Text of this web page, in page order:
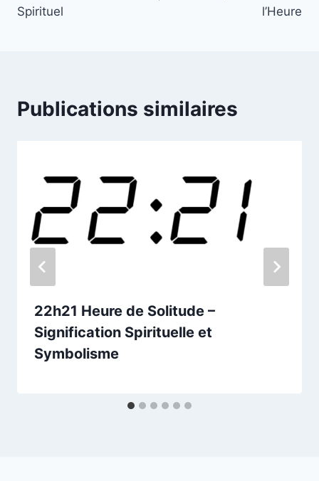
l’article
Spirituel
l’Heure
Publications similaires
22h21 Heure de Solitude –
Signification Spirituelle et
Symbolisme